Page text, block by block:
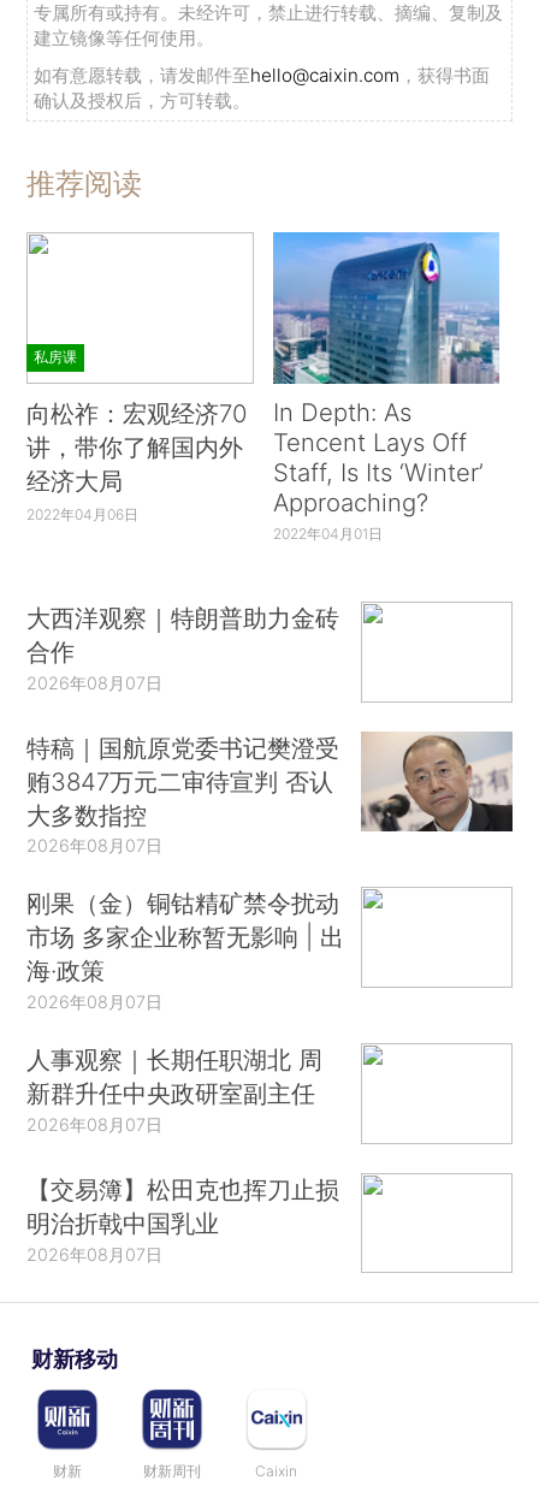
专属所有或持有。未经许可，禁止进行转载、摘编、复制及
建立镜像等任何使用。
如有意愿转载，请发邮件至hello@caixin.com ，获得书面
确认及授权后，方可转载。
推荐阅读
私房课
向松祚：宏观经济70
讲，带你了解国内外
经济大局
2022年04月06日
In Depth: As
Tencent Lays Off
Staff, Is Its ‘Winter’
Approaching?
2022年04月01日
大西洋观察｜特朗普助力金砖
合作
2026年08月07日
特稿｜国航原党委书记樊澄受
贿3847万元二审待宣判 否认
大多数指控
2026年08月07日
刚果（金）铜钴精矿禁令扰动
市场 多家企业称暂无影响 | 出
海·政策
2026年08月07日
人事观察｜长期任职湖北 周
新群升任中央政研室副主任
2026年08月07日
【交易簿】松田克也挥刀止损
明治折戟中国乳业
2026年08月07日
财新移动
财新 财新周刊 Caixin